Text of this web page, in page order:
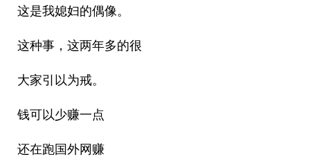
这是我媳妇的偶像。
这种事，这两年多的很
大家引以为戒。
钱可以少赚一点
还在跑国外网赚